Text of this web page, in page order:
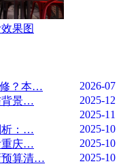
果图
修？本…
2026-07
背景…
2025-12
2025-11
析：…
2025-10
重庆…
2025-10
预算清…
2025-10